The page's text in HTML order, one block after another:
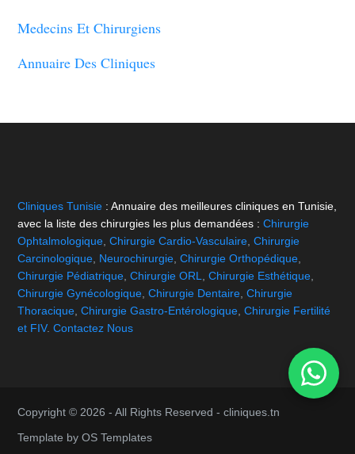
Medecins Et Chirurgiens
Annuaire Des Cliniques
Cliniques Tunisie : Annuaire des meilleures cliniques en Tunisie,
avec la liste des chirurgies les plus demandées :Chirurgie
Ophtalmologique,Chirurgie Cardio-Vasculaire,Chirurgie
Carcinologique, Neurochirurgie,Chirurgie Orthopédique,
Chirurgie Pédiatrique,Chirurgie ORL,Chirurgie Esthétique,
Chirurgie Gynécologique,Chirurgie Dentaire,Chirurgie
Thoracique,Chirurgie Gastro-Entérologique,Chirurgie Fertilité
et FIV.Contactez Nous
Copyright © 2026 - All Rights Reserved -cliniques.tn
Template byOS Templates